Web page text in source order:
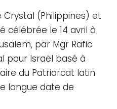
(Philippines) et
célébrée le 14 avril à
par Mgr Rafic
pour Israël basé à
du Patriarcat latin
longue date de